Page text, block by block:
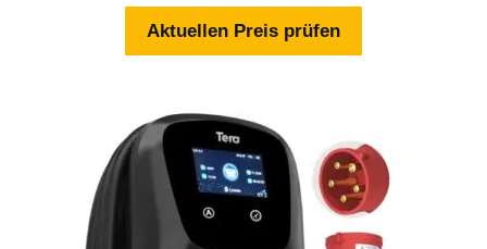
5
war:
1.249,00 €
ist:
Aktuellen Preis prüfen